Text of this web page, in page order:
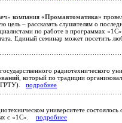
компания «Промавтоматика»
– рассказать слушателям о
по работе в программах
Единый семинар может посетить
радиотехнического
, который по традиции
подробнее
университете
с «1С». подробнее